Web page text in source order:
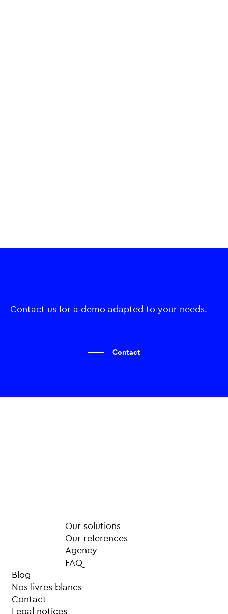
Contact us for a demo adapted to your needs.
Contact
Our solutions
Our references
Agency
FAQ
Blog
Nos livres blancs
Contact
Legal notices